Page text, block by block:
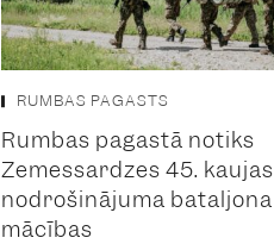
RUMBAS PAGASTS
Rumbas pagastā notiks
Zemessardzes 45. kaujas
nodrošinājuma bataljona
mācības